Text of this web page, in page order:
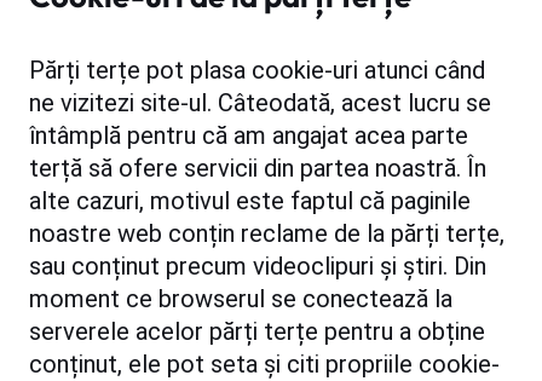
Părți terțe pot plasa cookie-uri atunci când
ne vizitezi site-ul. Câteodată, acest lucru se
întâmplă pentru că am angajat acea parte
terță să ofere servicii din partea noastră. În
alte cazuri, motivul este faptul că paginile
noastre web conțin reclame de la părți terțe,
sau conținut precum videoclipuri și știri. Din
moment ce browserul se conectează la
serverele acelor părți terțe pentru a obține
conținut, ele pot seta și citi propriile cookie-